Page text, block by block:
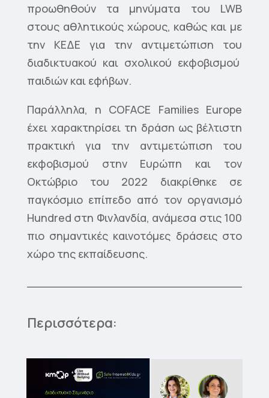
προωθηθούν τα μηνύματα του LWB
στους αθλητικούς χώρους, καθώς και με
την ΚΕΔΕ για την αντιμετώπιση του
διαδικτυακού και σχολικού εκφοβισμού
παιδιών και εφήβων.
Παράλληλα, η COFACE Families Europe
έχει χαρακτηρίσει τη δράση ως βέλτιστη
πρακτική για την αντιμετώπιση του
εκφοβισμού στην Ευρώπη και τον
Οκτώβριο του 2022 διακρίθηκε σε
παγκόσμιο επίπεδο από τον οργανισμό
Hundred στη Φινλανδία, ανάμεσα στις 100
πιο σημαντικές καινοτόμες δράσεις στο
χώρο της εκπαίδευσης.
Περισσότερα: